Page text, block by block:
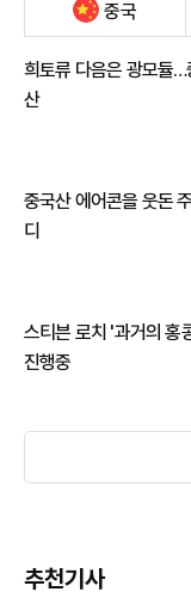
중국
희토류 다음은 광모듈
산
중국산 에어콘을 웃돈
디
스티븐 로치 '과거의 홍
진행중
추천기사